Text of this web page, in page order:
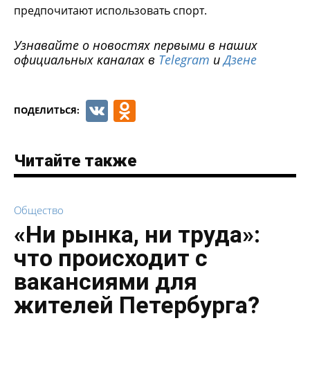
предпочитают использовать спорт.
Узнавайте о новостях первыми в наших
официальных каналах в Telegram иДзене
ПОДЕЛИТЬСЯ: VK
Читайте также
Общество
«Ни рынка, ни труда»:
что происходит с
вакансиями для
жителей Петербурга?